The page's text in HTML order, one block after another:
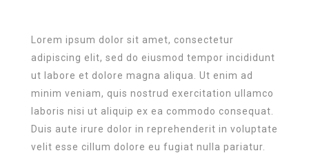
Lorem ipsum dolor sit amet, consectetur
adipiscing elit, sed do eiusmod tempor incididunt
ut labore et dolore magna aliqua. Ut enim ad
minim veniam, quis nostrud exercitation ullamco
laboris nisi ut aliquip ex ea commodo consequat.
Duis aute irure dolor in reprehenderit in voluptate
velit esse cillum dolore eu fugiat nulla pariatur.